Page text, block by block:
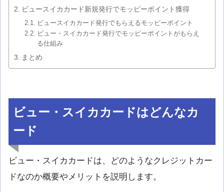
ビュースイカカード新規発行でモッピーポイント獲得
ビュースイカカード発行でもらえるモッピーポイント
ビュー・スイカカード発行でモッピーポイントがもらえ
る仕組み
まとめ
ビュー・スイカカードはどんなカ
ード
ビュー・スイカカードは、どのようなクレジットカー
ドなのか概要やメリットを説明します。